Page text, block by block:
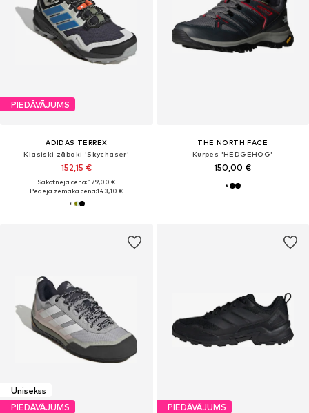
PIEDĀVĀJUMS
ADIDAS TERREX
Klasiski zābaki 'Skychaser'
152,15 €
Sākotnējā cena: 179,00 €
Pēdējā zemākā cena:143,10 €
THE NORTH FACE
Kurpes 'HEDGEHOG'
150,00 €
Unisekss
PIEDĀVĀJUMS
PIEDĀVĀJUMS